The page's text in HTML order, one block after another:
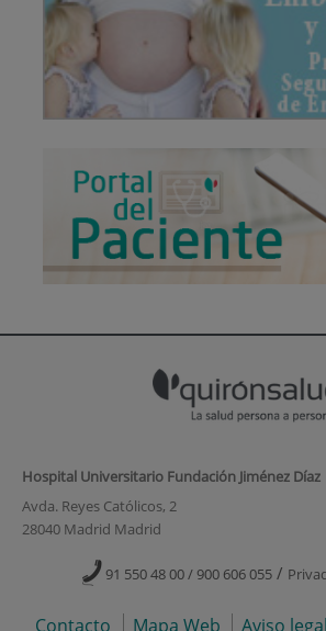
Hospital Universitario Fundación Jiménez Díaz
Avda. Reyes Católicos, 2
28040 Madrid Madrid
91 550 48 00 / 900 606 055 /
Contacto Mapa Web Aviso legal